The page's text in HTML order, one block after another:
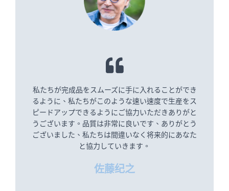
私たちが完成品をスムーズに手に入れることができ
るように、私たちがこのような速い速度で生産をス
ピードアップできるようにご協力いただきありがと
うございます。品質は非常に良いです、ありがとう
ございました、私たちは間違いなく将来的にあなた
と協力していきます。
佐藤纪之